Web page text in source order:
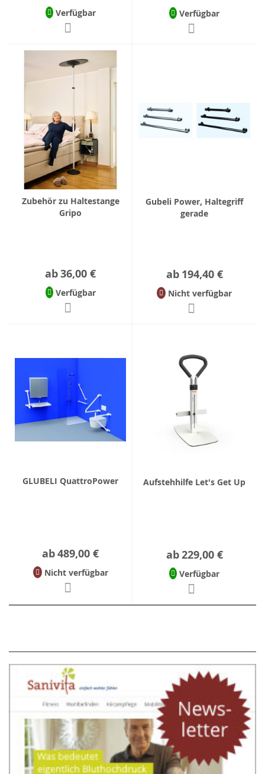
Verfügbar Verfügbar
Zubehör zu Haltestange
Gripo
ab36,00 €
Verfügbar
Gubeli Power, Haltegriff
gerade
ab 194,40 €
Nicht verfügbar
GLUBELI QuattroPower
ab489,00 €
Nicht verfügbar
Aufstehhilfe Let's Get Up
ab229,00 €
Verfügbar